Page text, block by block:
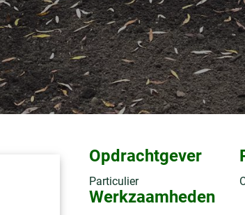
Opdrachtgever
Particulier
Werkzaamheden